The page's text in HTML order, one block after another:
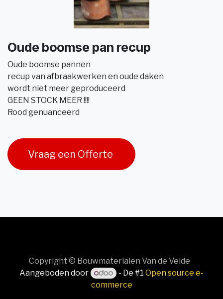
Oude boomse pan recup
Oude boomse pannen
recup van afbraakwerken en oude daken
wordt niet meer geproduceerd
GEEN STOCK MEER !!!!
Rood genuanceerd
Vraag een Offerte
Copyright © Bouwmaterialen Van de Velde
Aangeboden door
- De #1Open source e-
commerce